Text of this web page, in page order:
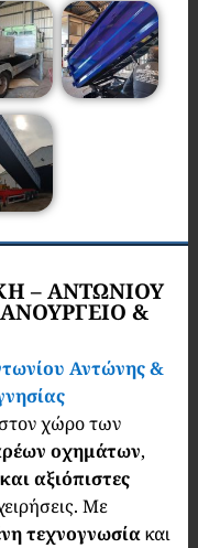
– ΑΝΤΩΝΙΟΥ
&
Αντώνης &
χώρο των
οχημάτων,
αξιόπιστες
Με
τεχνογνωσίακαι